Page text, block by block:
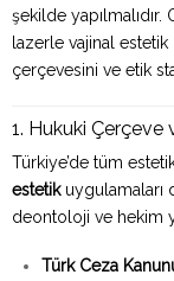
şekilde
lazerle vajinal estetik
çerçevesini ve etik
1. Hukuki Çerçeve
Türkiye’de tüm
estetikuygulamaları
deontoloji ve hekim
Türk Ceza